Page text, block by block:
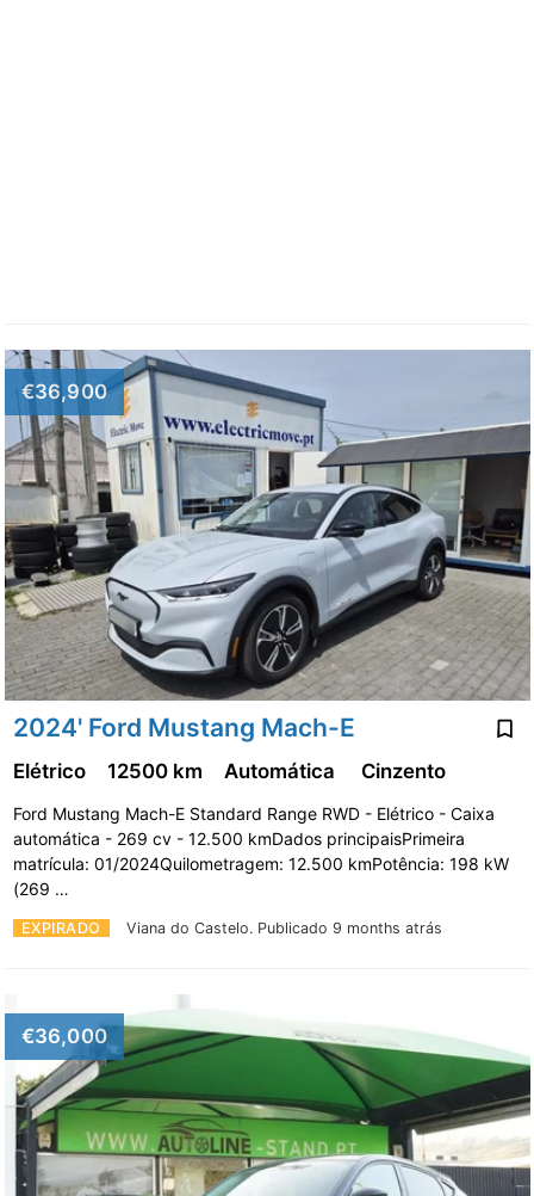
€36,900
2024' Ford Mustang Mach-E
EXPIRADO Viana do Castelo. Publicado 9 months atrás
Elétrico 12500 km Automática Cinzento
Ford Mustang Mach-E Standard Range RWD - Elétrico - Caixa
automática - 269 cv - 12.500 kmDados principaisPrimeira
matrícula: 01/2024Quilometragem: 12.500 kmPotência: 198 kW
(269 …
€36,000